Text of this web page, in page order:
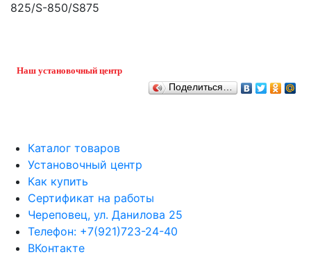
825/S-850/S875
Наш установочный центр
Поделиться…
Каталог товаров
Установочный центр
Как купить
Сертификат на работы
Череповец, ул. Данилова 25
Телефон: +7(921)723-24-40
ВКонтакте